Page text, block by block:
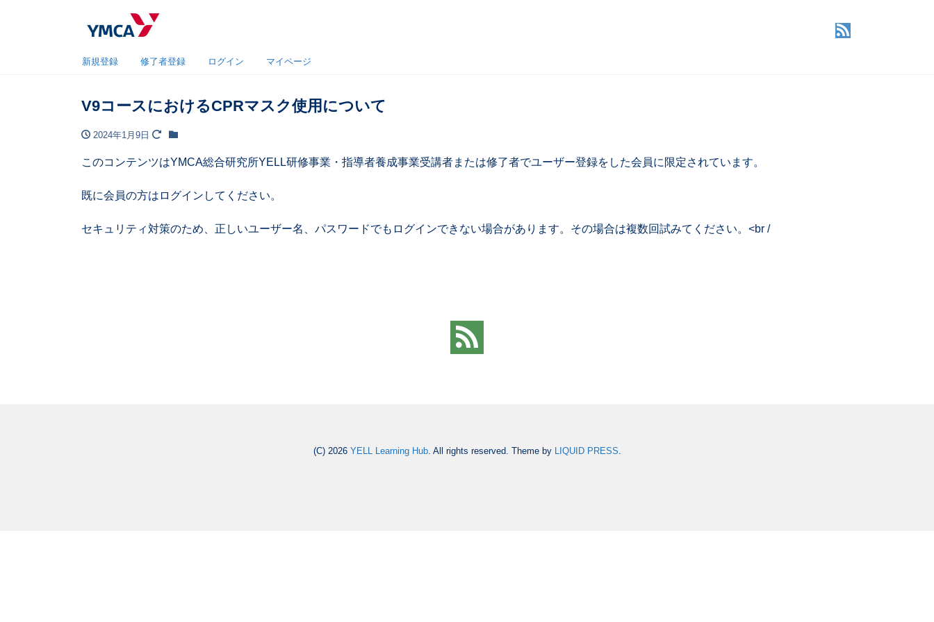
新規登録 修了者登録 ログイン マイページ
V9コースにおけるCPRマスク使用について
2024年1月9日
このコンテンツはYMCA総合研究所YELL研修事業・指導者養成事業受講者または修了者でユーザー登録をした会員に限定されています。
既に会員の方はログインしてください。
セキュリティ対策のため、正しいユーザー名、パスワードでもログインできない場合があります。その場合は複数回試みてください。<br /
(C) 2026 YELL Learning Hub. All rights reserved. Theme by LIQUID PRESS.